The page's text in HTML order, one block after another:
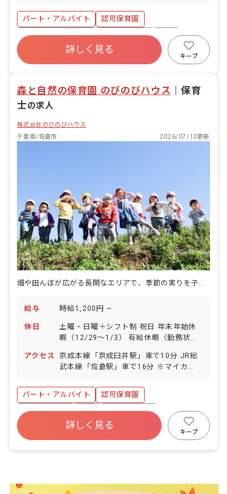
成 ・子育て支援 ・行事の企画 ■保育方
針：自由保育 ■園児年齢層：0～5歳児 ■
書類作成ツール導入：あり
パート・アルバイト
認可保育園
年間休日120日以上
社会保険完備
産休育休制度 アットホーム
詳しく見る
キープ
森と自然の保育園 のびのびハウス
保育
士の求人
株式会社のびのびハウス
千葉県/佐倉市
2026/07/10更新
給与 時給1,200円 ~
休日
土曜・日曜＋シフト制 祝日 年末年始休
暇（12/29～1/3） 有給休暇（勤務状況
OK！）
アクセス
京成本線「京成臼井駅」車で10分 JR総
武本線「佐倉駅」車で16分 ※マイカ
あり） 【自然に囲まれた、緑豊かな環境
です】 畑や田んぼなどが多く、すぐそば
に自然を感じられる長閑で穏やかなエリ
アです。車通勤も可能なので、緑豊かな
ドライブコースを通って毎日気持ちよく
通勤できますよ！
パート・アルバイト
認可保育園
社会保険完備
有給
福利厚生充実
車通勤可
詳しく見る
キープ